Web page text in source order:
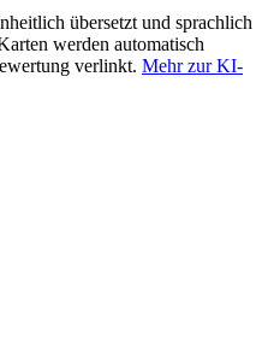
übersetzt und sprachlich
werden automatisch
verlinkt. Mehr zur KI-